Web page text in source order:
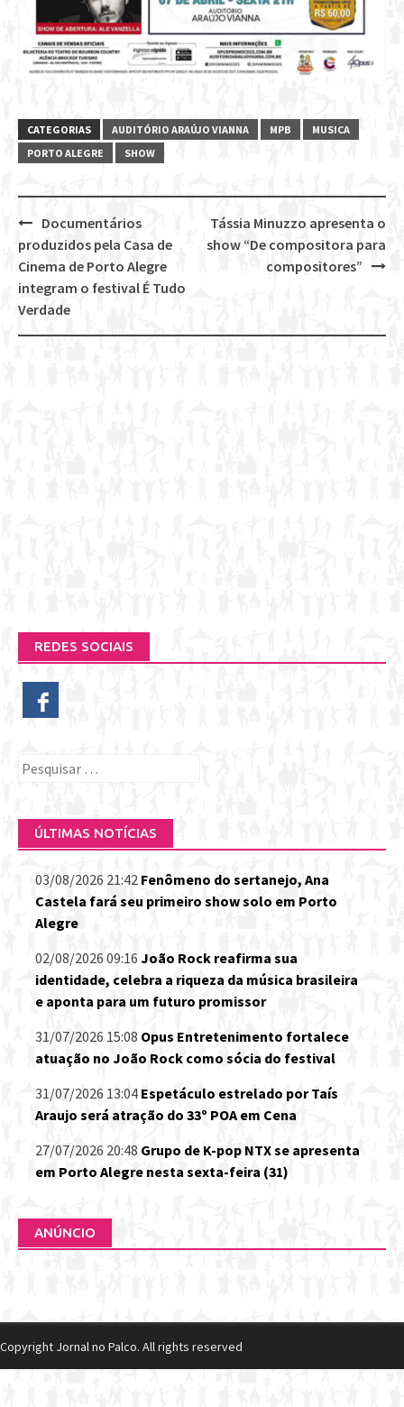
CATEGORIAS AUDITÓRIO ARAÚJO VIANNA MPB
MUSICA
PORTO ALEGRE
SHOW
Post
navigation
Tássia Minuzzo apresenta o
show “De compositora para
compositores”
Documentários
produzidos pela Casa de
Cinema de Porto Alegre
integram o festival É Tudo
Verdade
REDES SOCIAIS
Pesquisar
ÚLTIMAS NOTÍCIAS
03/08/2026 21:42 Fenômeno do sertanejo, Ana
Castela fará seu primeiro show solo em Porto
Alegre
02/08/2026 09:16 João Rock reafirma sua
identidade, celebra a riqueza da música brasileira
e aponta para um futuro promissor
31/07/2026 15:08 Opus Entretenimento fortalece
atuação no João Rock como sócia do festival
31/07/2026 13:04 Espetáculo estrelado por Taís
Araujo será atração do 33º POA em Cena
27/07/2026 20:48 Grupo de K-pop NTX se apresenta
em Porto Alegre nesta sexta-feira (31)
ANÚNCIO
Copyright Jornal no Palco. All rights reserved